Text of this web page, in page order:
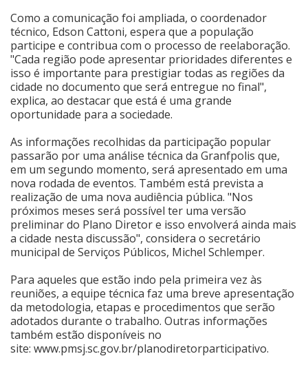
Como a comunicação foi ampliada, o coordenador
técnico, Edson Cattoni, espera que a população
participe e contribua com o processo de reelaboração.
"Cada região pode apresentar prioridades diferentes e
isso é importante para prestigiar todas as regiões da
cidade no documento que será entregue no final",
explica, ao destacar que está é uma grande
oportunidade para a sociedade.
As informações recolhidas da participação popular
passarão por uma análise técnica da Granfpolis que,
em um segundo momento, será apresentado em uma
nova rodada de eventos. Também está prevista a
realização de uma nova audiência pública. "Nos
próximos meses será possível ter uma versão
preliminar do Plano Diretor e isso envolverá ainda mais
a cidade nesta discussão", considera o secretário
municipal de Serviços Públicos, Michel Schlemper.
Para aqueles que estão indo pela primeira vez às
reuniões, a equipe técnica faz uma breve apresentação
da metodologia, etapas e procedimentos que serão
adotados durante o trabalho. Outras informações
também estão disponíveis no
site: www.pmsj.sc.gov.br/planodiretorparticipativo.